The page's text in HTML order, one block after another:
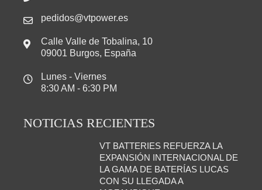
pedidos@vtpower.es
Calle Valle de Tobalina, 10
09001 Burgos, España
Lunes - Viernes
8:30 AM - 6:30 PM
NOTICIAS RECIENTES
VT BATTERIES REFUERZA LA
EXPANSIÓN INTERNACIONAL DE
LA GAMA DE BATERÍAS LUCAS
CON SU LLEGADA A